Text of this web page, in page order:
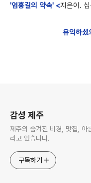
'엄홍길의 약속' <지은이.
유익하셨
감성 제주
제주의 숨겨진 비경, 맛집, 아
리고 있습니다.
구독하기